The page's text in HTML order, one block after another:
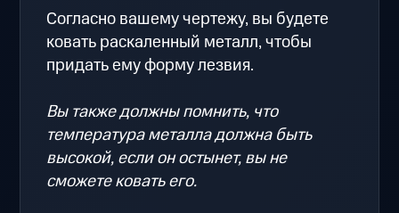
Согласно вашему чертежу, вы будете
ковать раскаленный металл, чтобы
придать ему форму лезвия.
Вы также должны помнить, что
температура металла должна быть
высокой, если он остынет, вы не
сможете ковать его.